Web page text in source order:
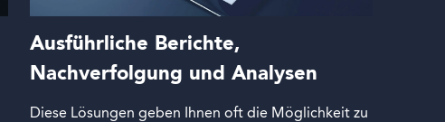
Ausführliche Berichte,
Nachverfolgung und Analysen
Diese Lösungen geben Ihnen oft die Möglichkeit zu